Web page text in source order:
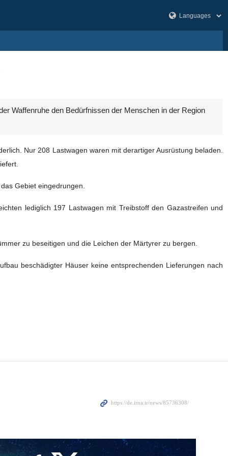
Waffenruhe den Bedürfnissen der Menschen in der Region
Nur 208 Lastwagen waren mit derartiger Ausrüstung beladen.
Gebiet eingedrungen.
lediglich 197 Lastwagen mit Treibstoff den Gazastreifen und
zu beseitigen und die Leichen der Märtyrer zu bergen.
beschädigter Häuser keine entsprechenden Lieferungen nach